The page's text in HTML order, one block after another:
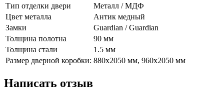
Тип отделки двери
Металл / МДФ
Цвет металла
Антик медный
Замки
Guardian / Guardian
Толщина полотна
90 мм
Толщина стали
1.5 мм
Размер дверной коробки: 880х2050 мм, 960х2050 мм
Написать отзыв